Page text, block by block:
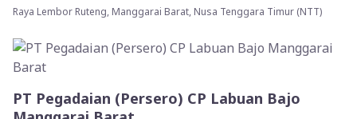
Raya Lembor Ruteng, Manggarai Barat, Nusa Tenggara Timur (NTT)
PT Pegadaian (Persero) CP Labuan Bajo